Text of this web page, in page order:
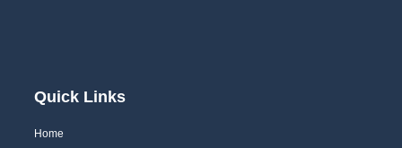
Quick Links
Home